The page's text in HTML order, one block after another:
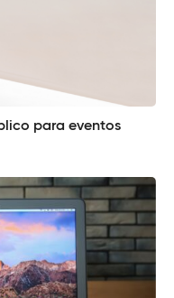
para eventos